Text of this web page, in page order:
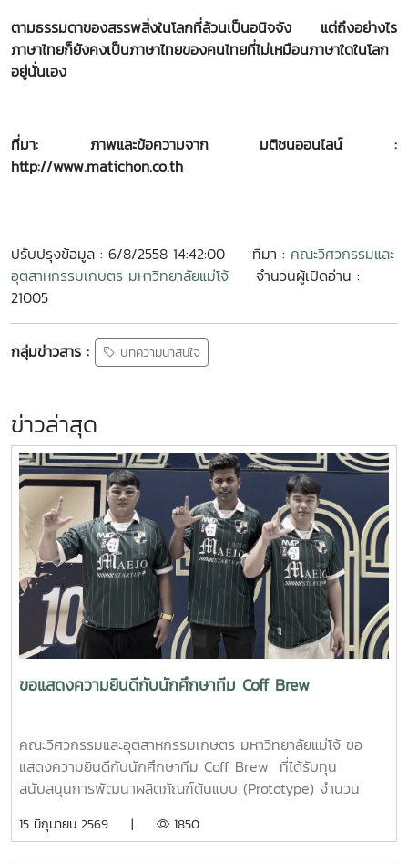
ตามธรรมดาของสรรพสิ่งในโลกที่ล้วนเป็นอนิจจัง แต่ถึงอย่างไร
ภาษาไทยก็ยังคงเป็นภาษาไทยของคนไทยที่ไม่เหมือนภาษาใดในโลก
อยู่นั่นเอง
ที่มา: ภาพและข้อความจาก มติชนออนไลน์ :
http://www.matichon.co.th
ปรับปรุงข้อมูล : 6/8/2558 14:42:00 ที่มา : คณะวิศวกรรมและ
อุตสาหกรรมเกษตร มหาวิทยาลัยแม่โจ้
จำนวนผู้เปิดอ่าน :
21005
กลุ่มข่าวสาร : บทความน่าสนใจ
ข่าวล่าสุด
ขอแสดงความยินดีกับนักศึกษาทีม Coff Brew
คณะวิศวกรรมและอุตสาหกรรมเกษตร มหาวิทยาลัยแม่โจ้ ขอ
แสดงความยินดีกับนักศึกษาทีม Coff Brew ที่ได้รับทุน
สนับสนุนการพัฒนาผลิตภัณฑ์ต้นแบบ (Prototype) จำนวน
2026 รอบภูมิภาค ภาคเหนือ ซึ่งจัดขึ้นเมื่อวันที่ 11 พฤษภาคม
15 มิถุนายน 2569 | 1850